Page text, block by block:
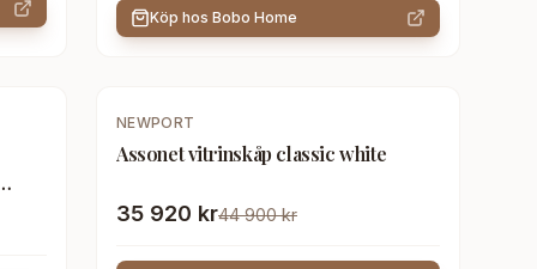
Köp hos Bobo Home
-20%
NEWPORT
Assonet vitrinskåp classic white
35 920 kr44 900 kr